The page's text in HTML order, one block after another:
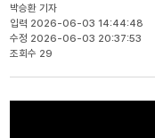
박승환 기자
입력 2026-06-03 14:44:48
수정 2026-06-03 20:37:53
조회수 29